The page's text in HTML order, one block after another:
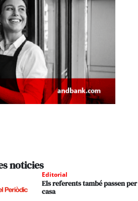
noticies
Editorial
Els referents també passen per
casa